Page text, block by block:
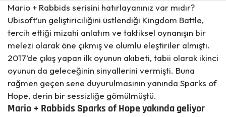
Mario + Rabbids serisini hatırlayanınız var mıdır?
Ubisoft’un geliştiriciliğini üstlendiği Kingdom Battle,
tercih ettiği mizahi anlatım ve taktiksel oynanışın bir
melezi olarak öne çıkmış ve olumlu eleştiriler almıştı.
2017’de çıkış yapan ilk oyunun akıbeti, tabii olarak ikinci
oyunun da geleceğinin sinyallerini vermişti. Buna
rağmen geçen sene duyurulmasının yanında Sparks of
Hope, derin bir sessizliğe gömülmüştü.
Mario + Rabbids Sparks of Hope yakında geliyor